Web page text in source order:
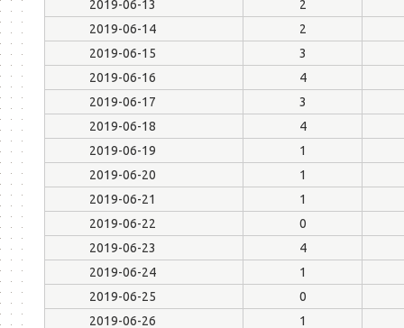
2019-06-13
2
2019-06-14
2
2019-06-15
3
2019-06-16
4
2019-06-17
3
2019-06-18
4
2019-06-19
1
2019-06-20
1
2019-06-21
1
2019-06-22
0
2019-06-23
4
2019-06-24
1
2019-06-25
0
2019-06-26
1